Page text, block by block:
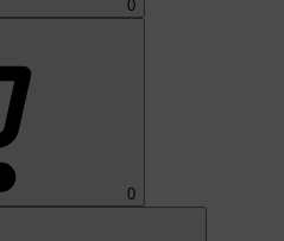
0
0